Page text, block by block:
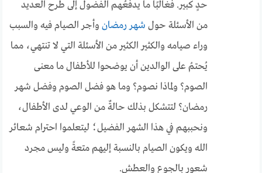
حدٍ كبير. فغالبًا ما يدفعُهم الفضول إلى طرح العديد
من الأسئلة حول شهر رمضان وأجر الصيام فيه والسبب
وراء صيامه والكثير الكثير من الأسئلة التي لا تنتهي، مما
يُحتمُ على الوالدين أن يوضحوا للأطفال ما معنى
الصوم؟ ولماذا نصوم؟ وما هو فضل الصوم وفضل شهر
رمضان؟ لتتشكل بذلك حالةٌ من الوعي لدى الأطفال،
ونحببهم في هذا الشهر الفضيل؛ ليتعلموا احترام شعائر
الله ويكون الصيام بالنسبة إليهم متعةً وليس مجرد
شعور بالجوع والعطش.